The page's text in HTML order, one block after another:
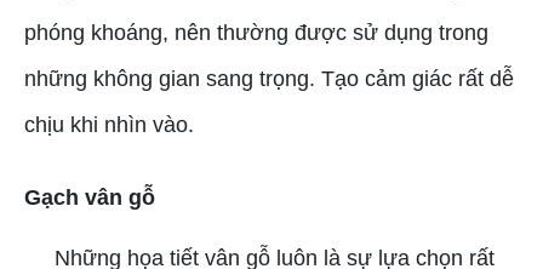
phóng khoáng, nên thường được sử dụng trong
những không gian sang trọng. Tạo cảm giác rất dễ
chịu khi nhìn vào.
Gạch vân gỗ
Những họa tiết vân gỗ luôn là sự lựa chọn rất